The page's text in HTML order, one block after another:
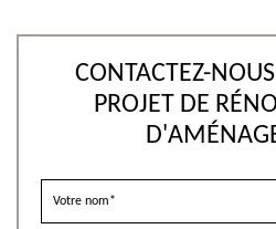
CONTACTEZ-
PROJET DE